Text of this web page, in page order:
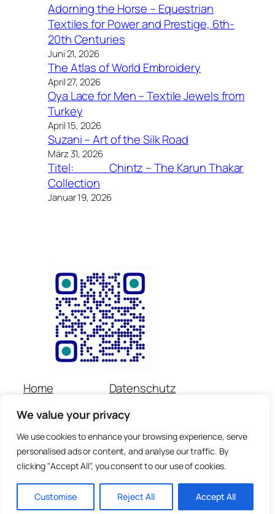
We value your privacy
We use cookies to enhance your browsing experience, serve
personalised ads or content, and analyse our traffic. By
clicking "Accept All", you consent to our use of cookies.
Customise Reject All Accept All
Adorning the Horse – Equestrian
Textiles for Power and Prestige, 6th-
20th Centuries
Juni 21, 2026
The Atlas of World Embroidery
April 27, 2026
Oya Lace for Men – Textile Jewels from
Turkey
April 15, 2026
Suzani – Art of the Silk Road
März 31, 2026
Titel: Chintz – The Karun Thakar
Collection
Januar 19, 2026
Home
Veranstaltungen
Spenden
Datenschutz
Kontakt
Newsletter
© Copyright für alle Inhalte : Preetorius Stiftung 2018 –
heute